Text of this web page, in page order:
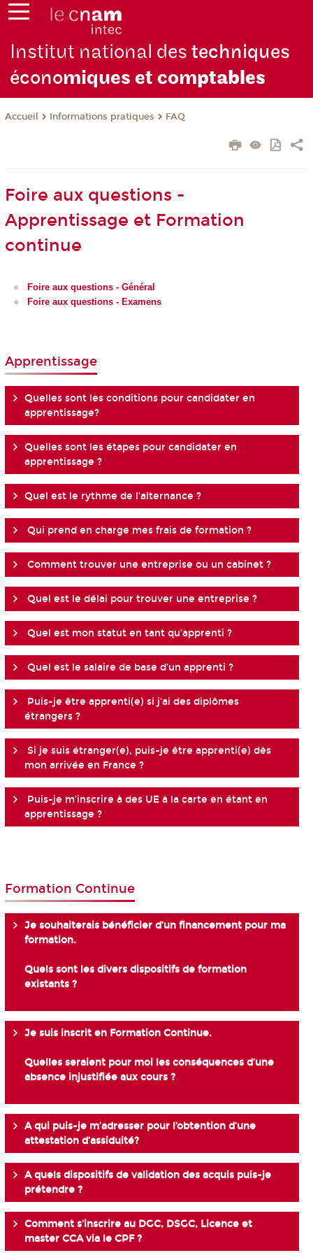
Institut national destechniques
économiques et comptables
Accueil Informations pratiques FAQ
Foire aux questions -
Apprentissage et Formation
continue
Foire aux questions - Général
Foire aux questions - Examens
Apprentissage
Quelles sont les conditions pour candidater en
apprentissage?
Quelles sont les étapes pour candidater en
apprentissage ?
Quel est le rythme de l’alternance ?
Qui prend en charge mes frais de formation ?
Comment trouver une entreprise ou un cabinet ?
Quel est le délai pour trouver une entreprise ?
Quel est mon statut en tant qu’apprenti ?
Quel est le salaire de base d’un apprenti ?
Puis-je être apprenti(e) si j’ai des diplômes
étrangers ?
Si je suis étranger(e), puis-je être apprenti(e) dès
mon arrivée en France ?
Puis-je m’inscrire à des UE à la carte en étant en
apprentissage ?
Formation Continue
Je souhaiterais bénéficier d’un financement pour ma
formation.
Quels sont les divers dispositifs de formation
existants ?
Je suis inscrit en Formation Continue.
Quelles seraient pour moi les conséquences d’une
absence injustifiée aux cours ?
A qui puis-je m’adresser pour l’obtention d’une
attestation d’assiduité?
A quels dispositifs de validation des acquis puis-je
prétendre ?
Comment s'inscrire au DGC, DSGC, Licence et
master CCA via le CPF ?